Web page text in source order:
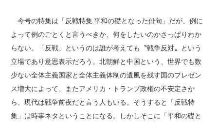
今号の特集は「反戦特集 平和の礎となった俳句」だが、例に
よって例のごとくと言うべきか、何をしたいのかさっぱりわか
らない。「反戦」というのは誰が考えても〝戦争反対〟という
立場であり意思表示だろう。北朝鮮と中国という、世界でも数
少ない全体主義国家と全体主義体制の遺風を残す国のプレゼン
ス増大によって、またアメリカ・トランプ政権の不安定さか
ら、現代は戦争前夜だと言う人もいる。そうすると「反戦特
集」は時事ネタということになる。しかしそこに「平和の礎と